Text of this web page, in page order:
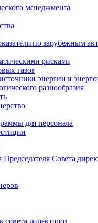
менеджмента
по зарубежным
рисками
газов
энергии и
разнообразия
для персонала
Совета
совета директоров